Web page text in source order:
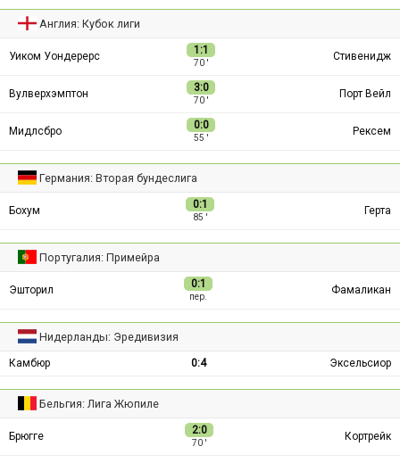
Англия: Кубок лиги
Уиком Уондерерс 1:1
70 ′
Стивенидж
Вулверхэмптон 3:0
70 ′
Порт Вейл
Мидлсбро 0:0
55 ′
Рексем
Германия: Вторая бундеслига
Бохум 0:1
85 ′
Герта
Португалия: Примейра
Эшторил 0:1
пер.
Фамаликан
Нидерланды: Эредивизия
Камбюр 0:4 Эксельсиор
Бельгия: Лига Жюпиле
Брюгге 2:0
70 ′
Кортрейк